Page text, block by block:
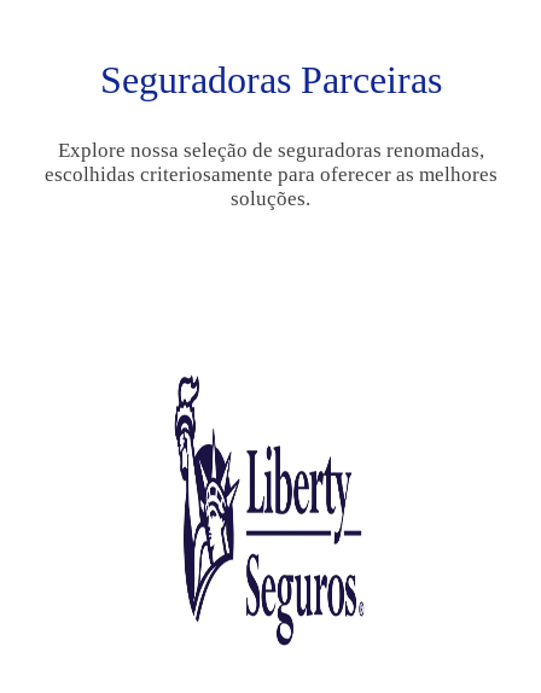
Seguradoras Parceiras
Explore nossa seleção de seguradoras renomadas,
escolhidas criteriosamente para oferecer as melhores
soluções.